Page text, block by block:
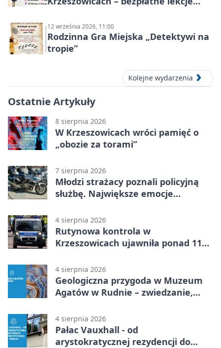
12 września 2026, 11:00
Rodzinna Gra Miejska „Detektywi na
tropie”
Kolejne wydarzenia
Ostatnie Artykuły
8 sierpnia 2026
W Krzeszowicach wróci pamięć o
„obozie za torami”
7 sierpnia 2026
Młodzi strażacy poznali policyjną
służbę. Największe emocje
4 sierpnia 2026
Rutynowa kontrola w
Krzeszowicach ujawniła ponad 110
4 sierpnia 2026
Geologiczna przygoda w Muzeum
Agatów w Rudnie – zwiedzanie,
minerałów
4 sierpnia 2026
Pałac Vauxhall - od
arystokratycznej rezydencji do